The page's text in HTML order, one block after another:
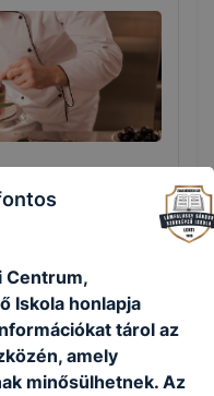
Centrum,
Iskola honlapja
tárol az
amely
minősülhetnek. Az